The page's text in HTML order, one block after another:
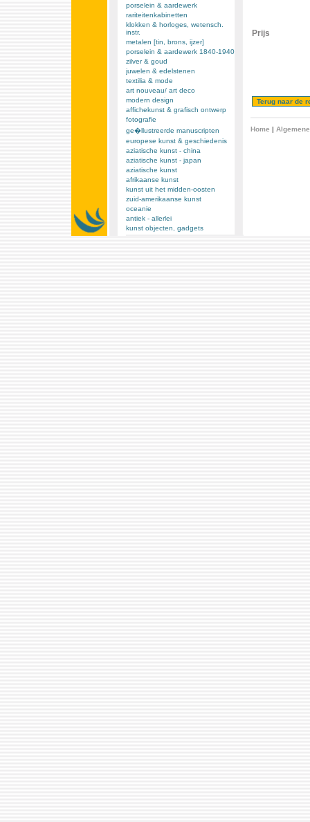
porselein & aardewerk
rariteitenkabinetten
klokken & horloges, wetensch.
instr.
metalen [tin, brons, ijzer]
porselein & aardewerk 1840-1940
zilver & goud
juwelen & edelstenen
textilia & mode
art nouveau/ art deco
modern design
affichekunst & grafisch ontwerp
fotografie
ge�llustreerde manuscripten
europese kunst & geschiedenis
aziatische kunst - china
aziatische kunst - japan
aziatische kunst
afrikaanse kunst
kunst uit het midden-oosten
zuid-amerikaanse kunst
oceanie
antiek - allerlei
kunst objecten, gadgets
Prijs
Home |